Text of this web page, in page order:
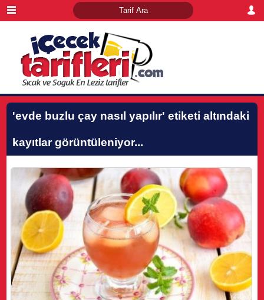
'evde buzlu çay nasıl yapılır' etiketi altındaki
kayıtlar görüntüleniyor...